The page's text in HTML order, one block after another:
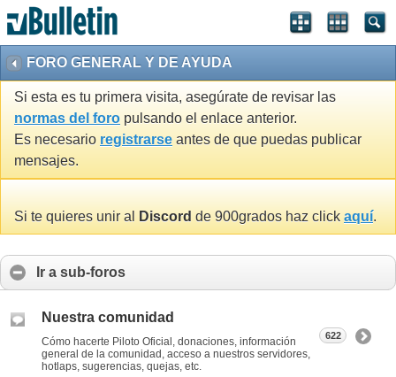
FORO GENERAL Y DE AYUDA
Si esta es tu primera visita, asegúrate de revisar las
normas del foro pulsando el enlace anterior.
Es necesario registrarse antes de que puedas publicar
mensajes.
Si te quieres unir al Discord de 900grados haz click aquí.
Ir a sub-foros
Nuestra comunidad
Cómo hacerte Piloto Oficial, donaciones, información
general de la comunidad, acceso a nuestros servidores,
hotlaps, sugerencias, quejas, etc.
622